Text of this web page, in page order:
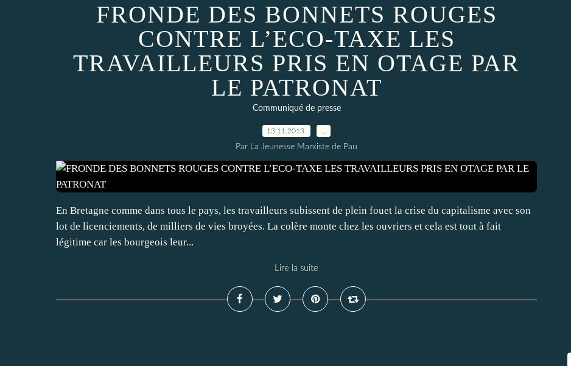
FRONDE DES BONNETS ROUGES
CONTRE L’ECO-TAXE LES
TRAVAILLEURS PRIS EN OTAGE PAR
LE PATRONAT
Communiqué de presse
13.11.2013
Par La Jeunesse Marxiste de Pau
En Bretagne comme dans tous le pays, les travailleurs subissent de plein fouet la crise du capitalisme avec son
lot de licenciements, de milliers de vies broyées. La colère monte chez les ouvriers et cela est tout à fait
légitime car les bourgeois leur...
Lire la suite